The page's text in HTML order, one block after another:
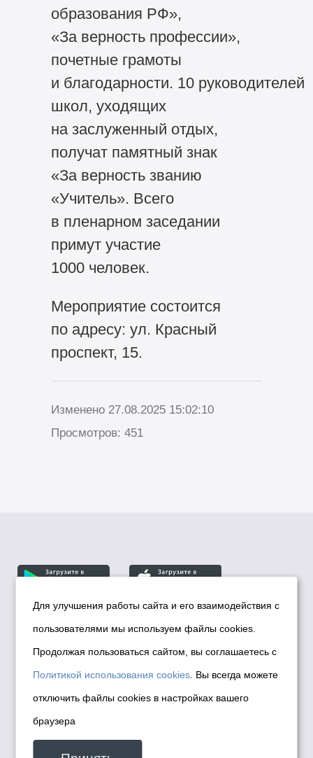
образования РФ»,
«За верность профессии»,
почетные грамоты
и благодарности. 10 руководителей
школ, уходящих
на заслуженный отдых,
получат памятный знак
«За верность званию
«Учитель». Всего
в пленарном заседании
примут участие
1000 человек.
Мероприятие состоится
по адресу: ул. Красный
проспект, 15.
Изменено 27.08.2025 15:02:10
Просмотров: 451
© Департамент информационной политики мэрии
города Новосибирска, 2026
Политика использования Cookies
Политика по обработке персональных
данных в информационных системах
мэрии города Новосибирска
Для улучшения работы сайта и его взаимодействия с
пользователями мы используем файлы cookies.
Продолжая пользоваться сайтом, вы соглашаетесь с
Политикой использования cookies . Вы всегда можете
отключить файлы cookies в настройках вашего
браузера